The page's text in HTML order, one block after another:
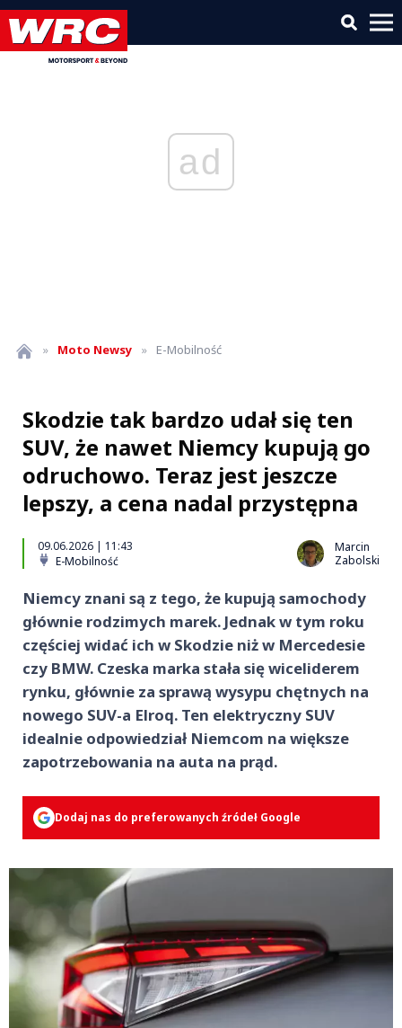
ad
» Moto Newsy » E-Mobilność
Skodzie tak bardzo udał się ten
SUV, że nawet Niemcy kupują go
odruchowo. Teraz jest jeszcze
lepszy, a cena nadal przystępna
09.06.2026 | 11:43
E-Mobilność
Marcin
Zabolski
Niemcy znani są z tego, że kupują samochody
głównie rodzimych marek. Jednak w tym roku
częściej widać ich w Skodzie niż w Mercedesie
czy BMW. Czeska marka stała się wiceliderem
rynku, głównie za sprawą wysypu chętnych na
nowego SUV-a Elroq. Ten elektryczny SUV
idealnie odpowiedział Niemcom na większe
zapotrzebowania na auta na prąd.
Dodaj nas do preferowanych źródeł Google